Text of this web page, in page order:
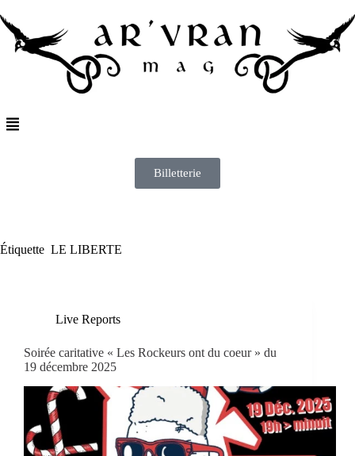
Billetterie
Étiquette LE LIBERTE
Live Reports
Soirée caritative « Les Rockeurs ont du coeur » du
19 décembre 2025